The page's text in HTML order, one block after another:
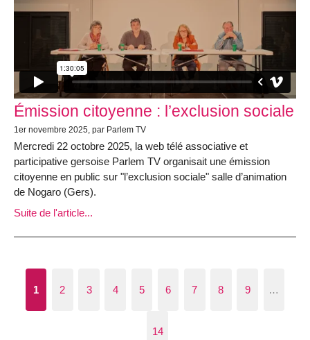
Émission citoyenne : l’exclusion sociale
1er novembre 2025, par Parlem TV
Mercredi 22 octobre 2025, la web télé associative et
participative gersoise Parlem TV organisait une émission
citoyenne en public sur "l’exclusion sociale" salle d’animation
de Nogaro (Gers).
Suite de l'article...
1 2 3 4 5 6 7 8 9 …
14